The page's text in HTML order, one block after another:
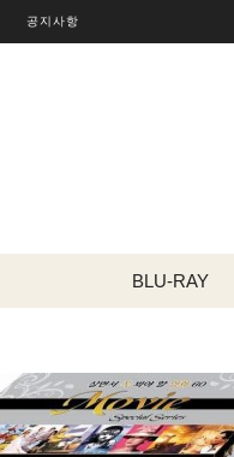
공지사항
BLU-RAY